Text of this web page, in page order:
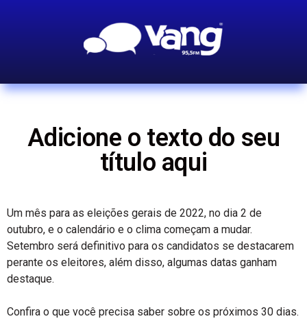
Adicione o texto do seu
título aqui
Um mês para as eleições gerais de 2022, no dia 2 de
outubro, e o calendário e o clima começam a mudar.
Setembro será definitivo para os candidatos se destacarem
perante os eleitores, além disso, algumas datas ganham
destaque.
Confira o que você precisa saber sobre os próximos 30 dias.